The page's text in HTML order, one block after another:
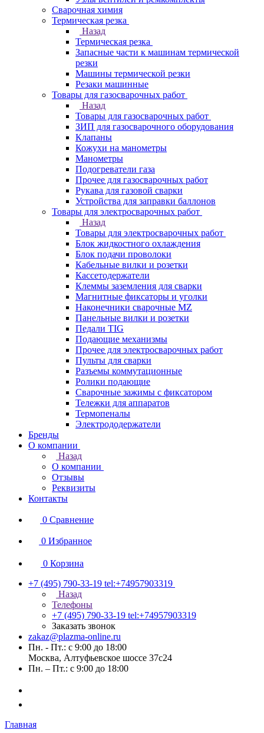
Сварочная химия
Термическая резка
Назад
Термическая резка
Запасные части к машинам термической
резки
Машины термической резки
Резаки машинные
Товары для газосварочных работ
Назад
Товары для газосварочных работ
ЗИП для газосварочного оборудования
Клапаны
Кожухи на манометры
Манометры
Подогреватели газа
Прочее для газосварочных работ
Рукава для газовой сварки
Устройства для заправки баллонов
Товары для электросварочных работ
Назад
Товары для электросварочных работ
Блок жидкостного охлаждения
Блок подачи проволоки
Кабельные вилки и розетки
Кассетодержатели
Клеммы заземления для сварки
Магнитные фиксаторы и уголки
Наконечники сварочные MZ
Панельные вилки и розетки
Педали TIG
Подающие механизмы
Прочее для электросварочных работ
Пульты для сварки
Разъемы коммутационные
Ролики подающие
Сварочные зажимы с фиксатором
Тележки для аппаратов
Термопеналы
Электрододержатели
Бренды
О компании
Назад
О компании
Отзывы
Реквизиты
Контакты
0 Сравнение
0 Избранное
0 Корзина
+7 (495) 790-33-19 tel:+74957903319
Назад
Телефоны
+7 (495) 790-33-19 tel:+74957903319
Заказать звонок
zakaz@plazma-online.ru
Пн. - Пт.: с 9:00 до 18:00
Москва, Алтуфьевское шоссе 37с24
Пн. – Пт.: с 9:00 до 18:00
Главная